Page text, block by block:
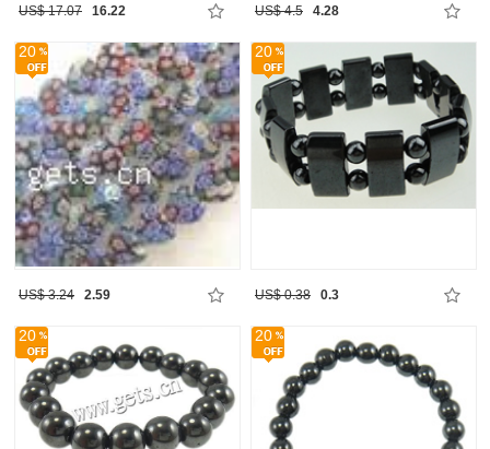
US$ 17.07 16.22 US$ 4.5 4.28
20
US$ 3.24 2.59
20
US$ 0.38 0.3
20 20